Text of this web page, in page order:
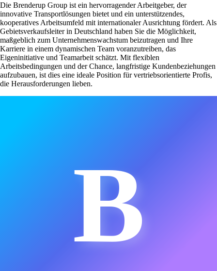
Die Brenderup Group ist ein hervorragender Arbeitgeber, der
innovative Transportlösungen bietet und ein unterstützendes,
kooperatives Arbeitsumfeld mit internationaler Ausrichtung fördert. Als
Gebietsverkaufsleiter in Deutschland haben Sie die Möglichkeit,
maßgeblich zum Unternehmenswachstum beizutragen und Ihre
Karriere in einem dynamischen Team voranzutreiben, das
Eigeninitiative und Teamarbeit schätzt. Mit flexiblen
Arbeitsbedingungen und der Chance, langfristige Kundenbeziehungen
aufzubauen, ist dies eine ideale Position für vertriebsorientierte Profis,
die Herausforderungen lieben.
B